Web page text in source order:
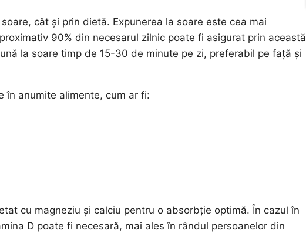
cât și prin dietă. Expunerea la soare este cea mai
90% din necesarul zilnic poate fi asigurat prin această
la soare timp de 15-30 de minute pe zi, preferabil pe față și
în anumite alimente, cum ar fi:
cu magneziu și calciu pentru o absorbție optimă. În cazul în
D poate fi necesară, mai ales în rândul persoanelor din